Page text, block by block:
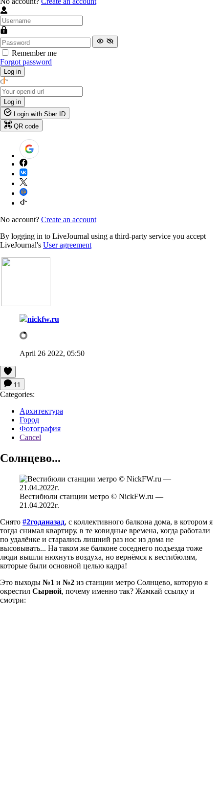
Remember me
Forgot password
Log in
Log in
Login with Sber ID
QR code
No account? Create an account
By logging in to LiveJournal using a third-party service you accept
LiveJournal's User agreement
nickfw.ru
April 26 2022, 05:50
11
Categories:
Архитектура
Город
Фотография
Cancel
Солнцево...
Вестибюли станции метро © NickFW.ru —
21.04.2022г.
Снято #2годаназад, с коллективного балкона дома, в котором я
тогда снимал квартиру, в те ковидные времена, когда работали
по удалёнке и старались лишний раз нос из дома не
высовывать... На таком же балконе соседнего подъезда тоже
люди вышли нюхнуть воздуха, но вернёмся к вестибюлям,
которые были основной целью кадра!
Это выходы №1 и №2 из станции метро Солнцево, которую я
окрестил Сырной, почему именно так? Жамкай ссылку и
смотри: